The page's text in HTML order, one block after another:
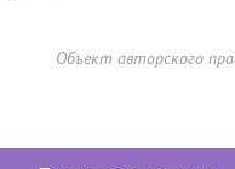
Объект авторского